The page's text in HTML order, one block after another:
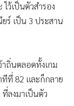
ไว้เป็นตัวสำรอง
ยร์ เป็น 3 ประสาน
าถิ่นตลอดทั้งเกม
ที่ 82 และก็กลาย
ที่ลงมาเป็นตัว